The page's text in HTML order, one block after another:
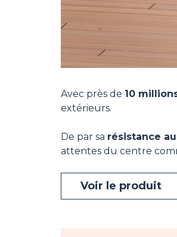
Avec près de 10
extérieurs.
De par sa résistance
attentes du centre
Voir le produit